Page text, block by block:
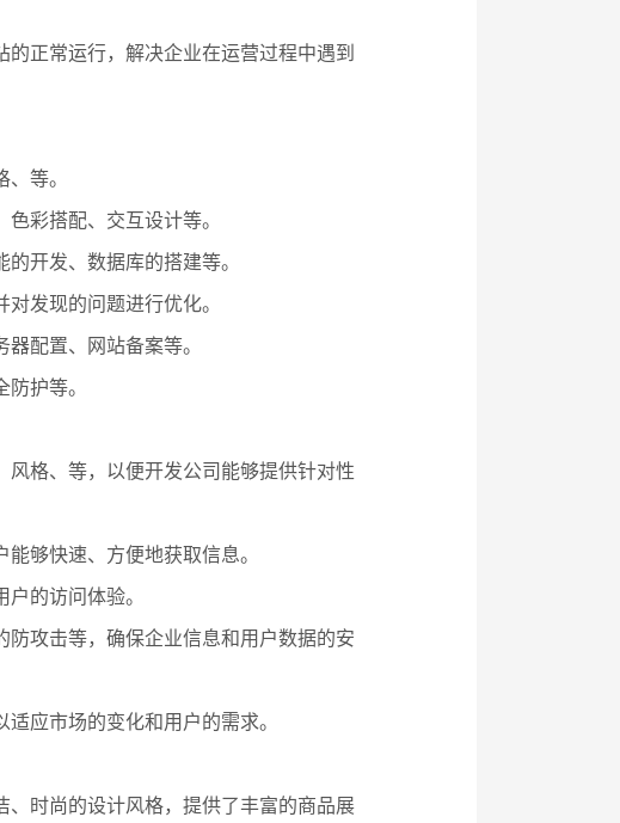
正常运行，解决企业在运营过程中遇到
等。
彩搭配、交互设计等。
开发、数据库的搭建等。
发现的问题进行优化。
配置、网站备案等。
护等。
格、等，以便开发公司能够提供针对性
够快速、方便地获取信息。
的访问体验。
攻击等，确保企业信息和用户数据的安
应市场的变化和用户的需求。
、时尚的设计风格，提供了丰富的商品展